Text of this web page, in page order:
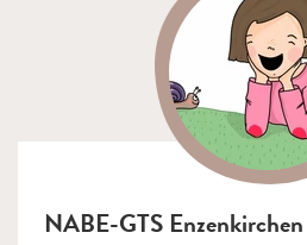
NABE-GTS Enzenkirchen